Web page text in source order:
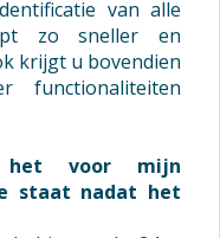
van alle
zo sneller en
krijgt u bovendien
functionaliteiten
het voor mijn
staat nadat het